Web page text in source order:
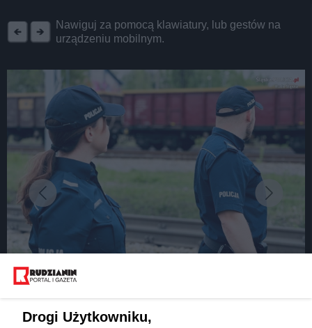
Nawiguj za pomocą klawiatury, lub gestów na
urządzeniu mobilnym.
Policjanci z Rudy Śląskiej wraz z SOK-istami
Drogi Użytkowniku,